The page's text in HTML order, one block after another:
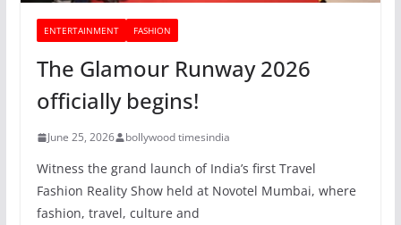
ENTERTAINMENT FASHION
The Glamour Runway 2026
officially begins!
June 25, 2026 bollywood timesindia
Witness the grand launch of India’s first Travel
Fashion Reality Show held at Novotel Mumbai, where
fashion, travel, culture and